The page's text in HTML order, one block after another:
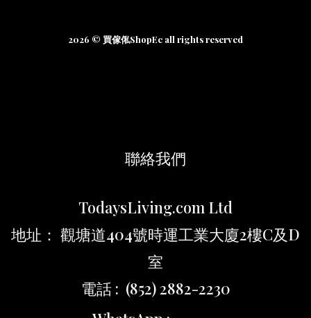
2026 © 買傢俬ShopEc all rights reserved
聯絡我們
TodaysLiving.com Ltd
地址： 觀塘道404號時運工業大廈2樓C及D
室
電話 : (852) 2882-2230